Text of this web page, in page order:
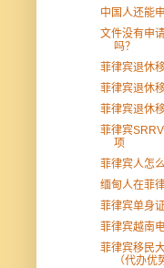
中国人还能
文件没有申
吗？
菲律宾退休
菲律宾退休
菲律宾退休
菲律宾
项
菲律宾人怎
缅甸人在菲
菲律宾单身
菲律宾越南
菲律宾移民
（代办优